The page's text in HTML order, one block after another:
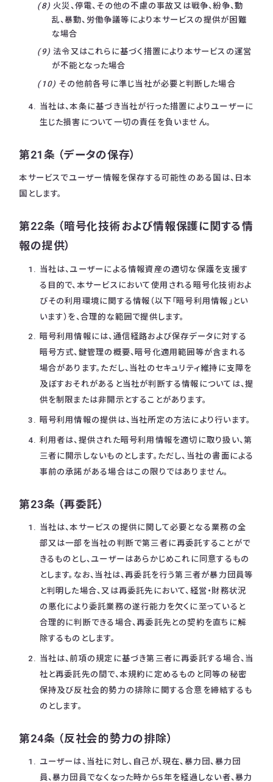
火災、停電、その他の不慮の事故又は戦争、紛争、動
乱、暴動、労働争議等により本サービスの提供が困難
な場合
法令又はこれらに基づく措置により本サービスの運営
が不能となった場合
その他前各号に準じ当社が必要と判断した場合
当社は、本条に基づき当社が行った措置によりユーザーに
生じた損害について一切の責任を負いません。
第21条 （データの保存）
本サービスでユーザー情報を保存する可能性のある国は、日本
国とします。
第22条 （暗号化技術および情報保護に関する情
報の提供）
当社は、ユーザーによる情報資産の適切な保護を支援す
る目的で、本サービスにおいて使用される暗号化技術およ
びその利用環境に関する情報（以下「暗号利用情報」とい
います）を、合理的な範囲で提供します。
暗号利用情報には、通信経路および保存データに対する
暗号方式、鍵管理の概要、暗号化適用範囲等が含まれる
場合があります。ただし、当社のセキュリティ維持に支障を
及ぼすおそれがあると当社が判断する情報については、提
供を制限または非開示とすることがあります。
暗号利用情報の提供は、当社所定の方法により行います。
利用者は、提供された暗号利用情報を適切に取り扱い、第
三者に開示しないものとします。ただし、当社の書面による
事前の承諾がある場合はこの限りではありません。
第23条 （再委託）
当社は、本サービスの提供に関して必要となる業務の全
部又は一部を当社の判断で第三者に再委託することがで
きるものとし、ユーザーはあらかじめこれに同意するもの
とします。なお、当社は、再委託を行う第三者が暴力団員等
と判明した場合、又は再委託先において、経営・財務状況
の悪化により委託業務の遂行能力を欠くに至っていると
合理的に判断できる場合、再委託先との契約を直ちに解
除するものとします。
当社は、前項の規定に基づき第三者に再委託する場合、当
社と再委託先の間で、本規約に定めるものと同等の秘密
保持及び反社会的勢力の排除に関する合意を締結するも
のとします。
第24条 （反社会的勢力の排除）
ユーザーは、当社に対し、自己が、現在、暴力団、暴力団
員、暴力団員でなくなった時から5年を経過しない者、暴力